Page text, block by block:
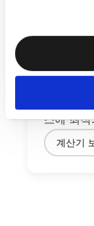
EOR
법을 찾
스에 최
계산기